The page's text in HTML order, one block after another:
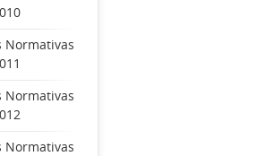
Normativas
Normativas
Normativas